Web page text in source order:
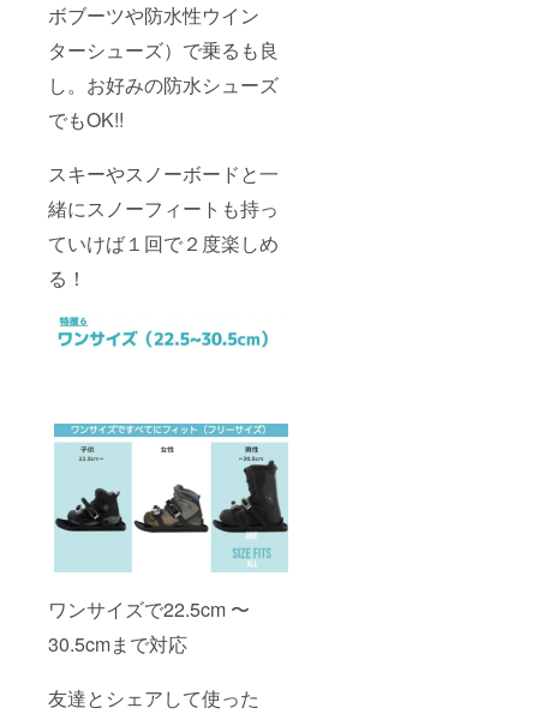
ボブーツや防水性ウイン
ターシューズ）で乗るも良
し。お好みの防水シューズ
でもOK!!
スキーやスノーボードと一
緒にスノーフィートも持っ
ていけば１回で２度楽しめ
る！
ワンサイズで22.5cm 〜
30.5cmまで対応
友達とシェアして使った